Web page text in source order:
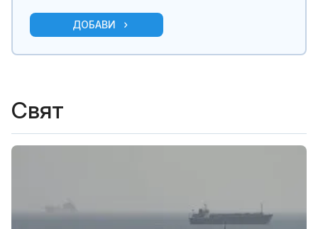
ДОБАВИ
Свят